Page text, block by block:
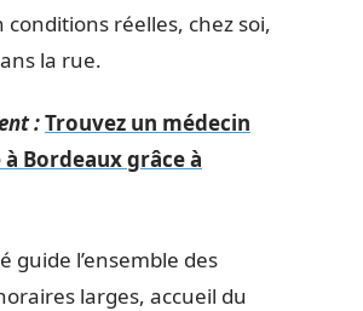
conditions réelles, chez soi,
la rue.
:Trouvez un médecin
Bordeaux grâce à
guide l’ensemble des
larges, accueil du